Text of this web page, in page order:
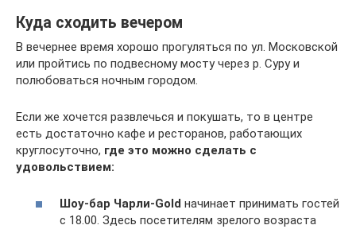
Куда сходить вечером
В вечернее время хорошо прогуляться по ул. Московской
или пройтись по подвесному мосту через р. Суру и
полюбоваться ночным городом.
Если же хочется развлечься и покушать, то в центре
есть достаточно кафе и ресторанов, работающих
круглосуточно, где это можно сделать с
удовольствием:
Шоу-бар Чарли-Gold начинает принимать гостей
с 18.00. Здесь посетителям зрелого возраста